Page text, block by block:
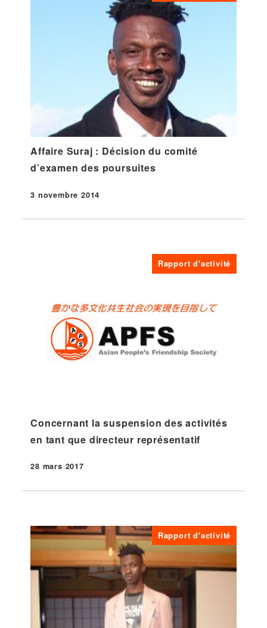
Affaire Suraj : Décision du comité
d’examen des poursuites
Publié
3 novembre 2014
Rapport d'activité
Concernant la suspension des activités
en tant que directeur représentatif
Publié
28 mars 2017
Rapport d'activité